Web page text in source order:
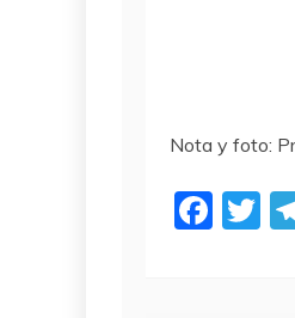
Nota y foto:
F
T